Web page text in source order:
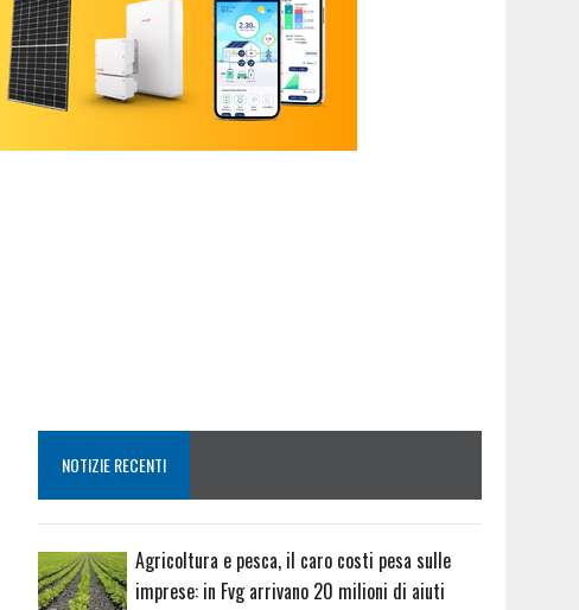
NOTIZIE RECENTI
Agricoltura e pesca, il caro costi pesa sulle
imprese: in Fvg arrivano 20 milioni di aiuti